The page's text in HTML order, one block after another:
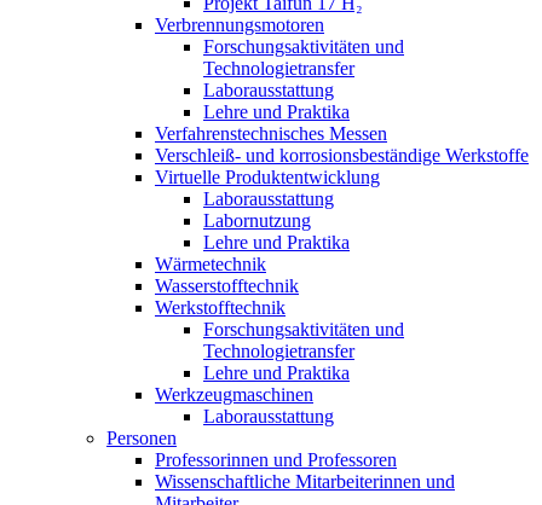
Verbrennungsmotoren
Forschungsaktivitäten und
Technologietransfer
Laborausstattung
Lehre und Praktika
Verfahrenstechnisches Messen
Verschleiß- und korrosionsbeständige Werkstoffe
Virtuelle Produktentwicklung
Laborausstattung
Labornutzung
Lehre und Praktika
Wärmetechnik
Wasserstofftechnik
Werkstofftechnik
Forschungsaktivitäten und
Technologietransfer
Lehre und Praktika
Werkzeugmaschinen
Laborausstattung
Personen
Professorinnen und Professoren
Wissenschaftliche Mitarbeiterinnen und